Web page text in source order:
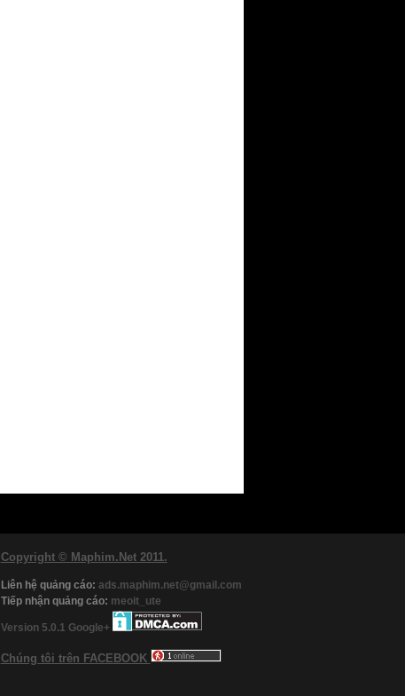
Copyright © Maphim.Net 2011.
Liên hệ quảng cáo: ads.maphim.net@gmail.com
Tiếp nhận quảng cáo: meoit_ute
Version 5.0.1 Google+
Chúng tôi trên FACEBOOK